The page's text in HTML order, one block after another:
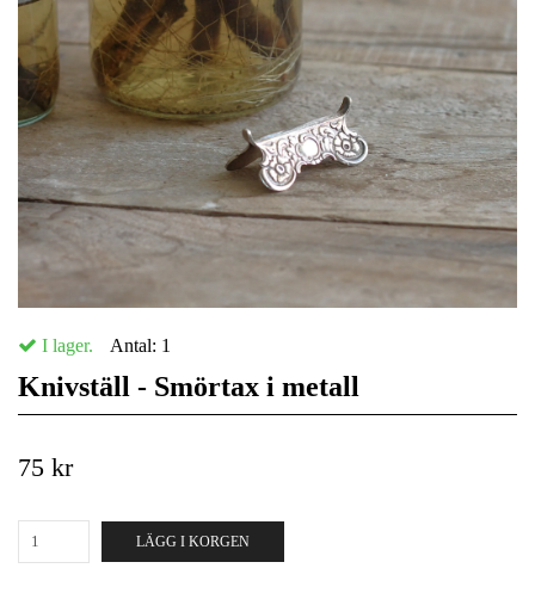
I lager. Antal: 1
Knivställ - Smörtax i metall
75 kr
LÄGG I KORGEN